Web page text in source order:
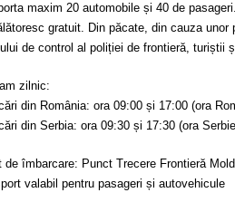
maxim 20 automobile și 40 de
gratuit. Din păcate, din cauza
de control al poliției de frontieră, turiștii
zilnic:
din România: ora 09:00 și 17:00 (ora
din Serbia: ora 09:30 și 17:30 (ora
de îmbarcare: Punct Trecere Frontieră
valabil pentru pasageri și autovehicule